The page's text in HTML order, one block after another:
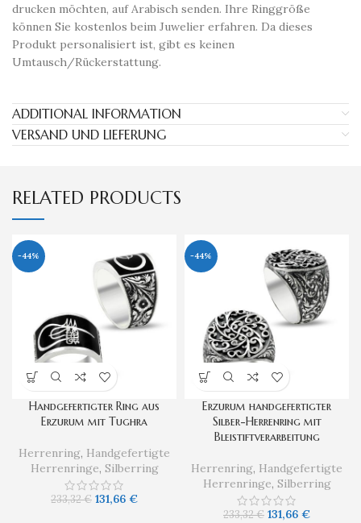
drucken möchten, auf Arabisch senden. Ihre Ringgröße
können Sie kostenlos beim Juwelier erfahren. Da dieses
Produkt personalisiert ist, gibt es keinen
Umtausch/Rückerstattung.
ADDITIONAL INFORMATION
VERSAND UND LIEFERUNG
RELATED PRODUCTS
-44%
Handgefertigter Ring aus
Erzurum mit Tughra
Herrenring, Handgefertigte
Herrenringe, Silberring
233,32€ 131,66 €
-44%
Erzurum handgefertigter
Silber-Herrenring mit
Bleistiftverarbeitung
Herrenring, Handgefertigte
Herrenringe, Silberring
233,32€ 131,66 €